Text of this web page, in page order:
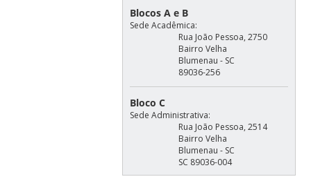
Blocos A e B
Sede Acadêmica:
Rua João Pessoa, 2750
Bairro Velha
Blumenau - SC
89036-256
Bloco C
Sede Administrativa:
Rua João Pessoa, 2514
Bairro Velha
Blumenau - SC
SC 89036-004